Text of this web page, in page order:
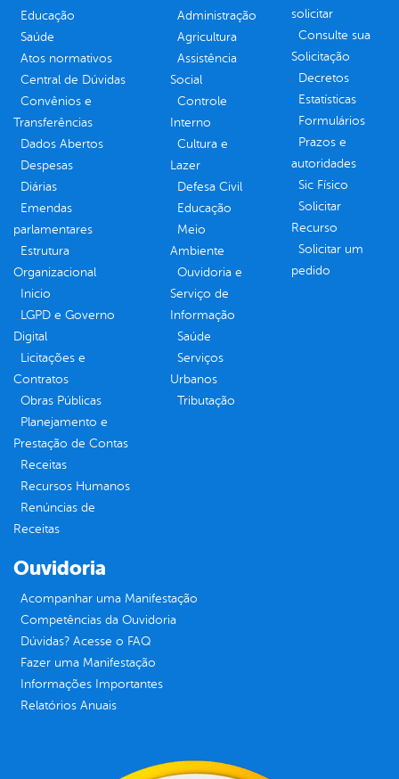
Educação
Saúde
Atos normativos
Central de Dúvidas
Convênios e
Transferências
Dados Abertos
Despesas
Diárias
Emendas
parlamentares
Estrutura
Organizacional
Inicio
LGPD e Governo
Digital
Licitações e
Contratos
Obras Públicas
Planejamento e
Prestação de Contas
Receitas
Recursos Humanos
Renúncias de
Receitas
Administração
Agricultura
Assistência
Social
Controle
Interno
Cultura e
Lazer
Defesa Civil
Educação
Meio
Ambiente
Ouvidoria e
Serviço de
Informação
Saúde
Serviços
Urbanos
Tributação
solicitar
Consulte sua
Solicitação
Decretos
Estatísticas
Formulários
Prazos e
autoridades
Sic Físico
Solicitar
Recurso
Solicitar um
pedido
Ouvidoria
Acompanhar uma Manifestação
Competências da Ouvidoria
Dúvidas? Acesse o FAQ
Fazer uma Manifestação
Informações Importantes
Relatórios Anuais